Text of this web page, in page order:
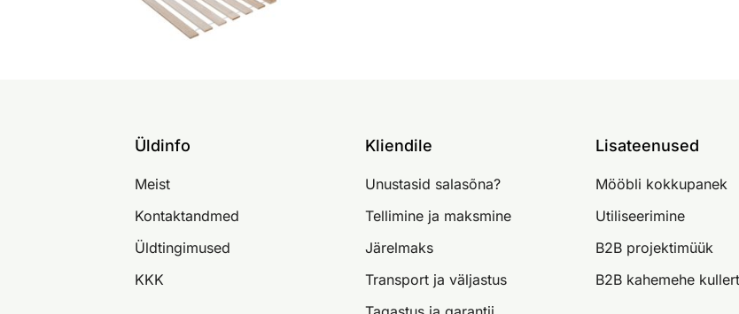
Üldinfo
Meist
Kontaktandmed
Üldtingimused
KKK
Kliendile
Unustasid salasõna?
Tellimine ja maksmine
Järelmaks
Transport ja väljastus
Lisateenused
Mööbli kokkupanek
Utiliseerimine
B2B projektimüük
B2B kahemehe